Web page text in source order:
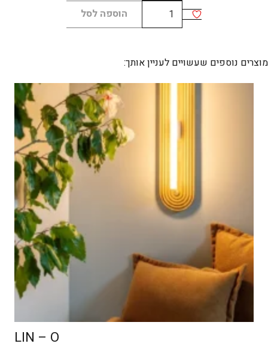
כמות
של
הוספה לסל
מוצרים נוספים שעשויים לעניין אותך:
LIN – O